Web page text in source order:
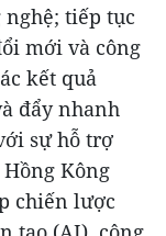
tiếp tục
mới và công
kết quả
đẩy nhanh
sự hỗ trợ
Kông
chiến lược